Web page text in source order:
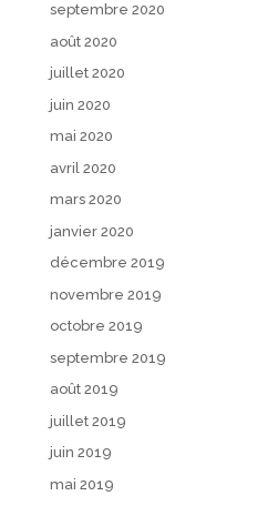
septembre 2020
août 2020
juillet 2020
juin 2020
mai 2020
avril 2020
mars 2020
janvier 2020
décembre 2019
novembre 2019
octobre 2019
septembre 2019
août 2019
juillet 2019
juin 2019
mai 2019